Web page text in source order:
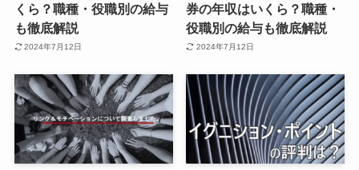
くら？職種・役職別の給与
も徹底解説
2024年7月12日
券の年収はいくら？職種・
役職別の給与も徹底解説
2024年7月12日